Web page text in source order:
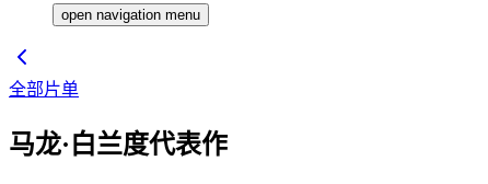
open navigation menu
全部片单
马龙·白兰度代表作